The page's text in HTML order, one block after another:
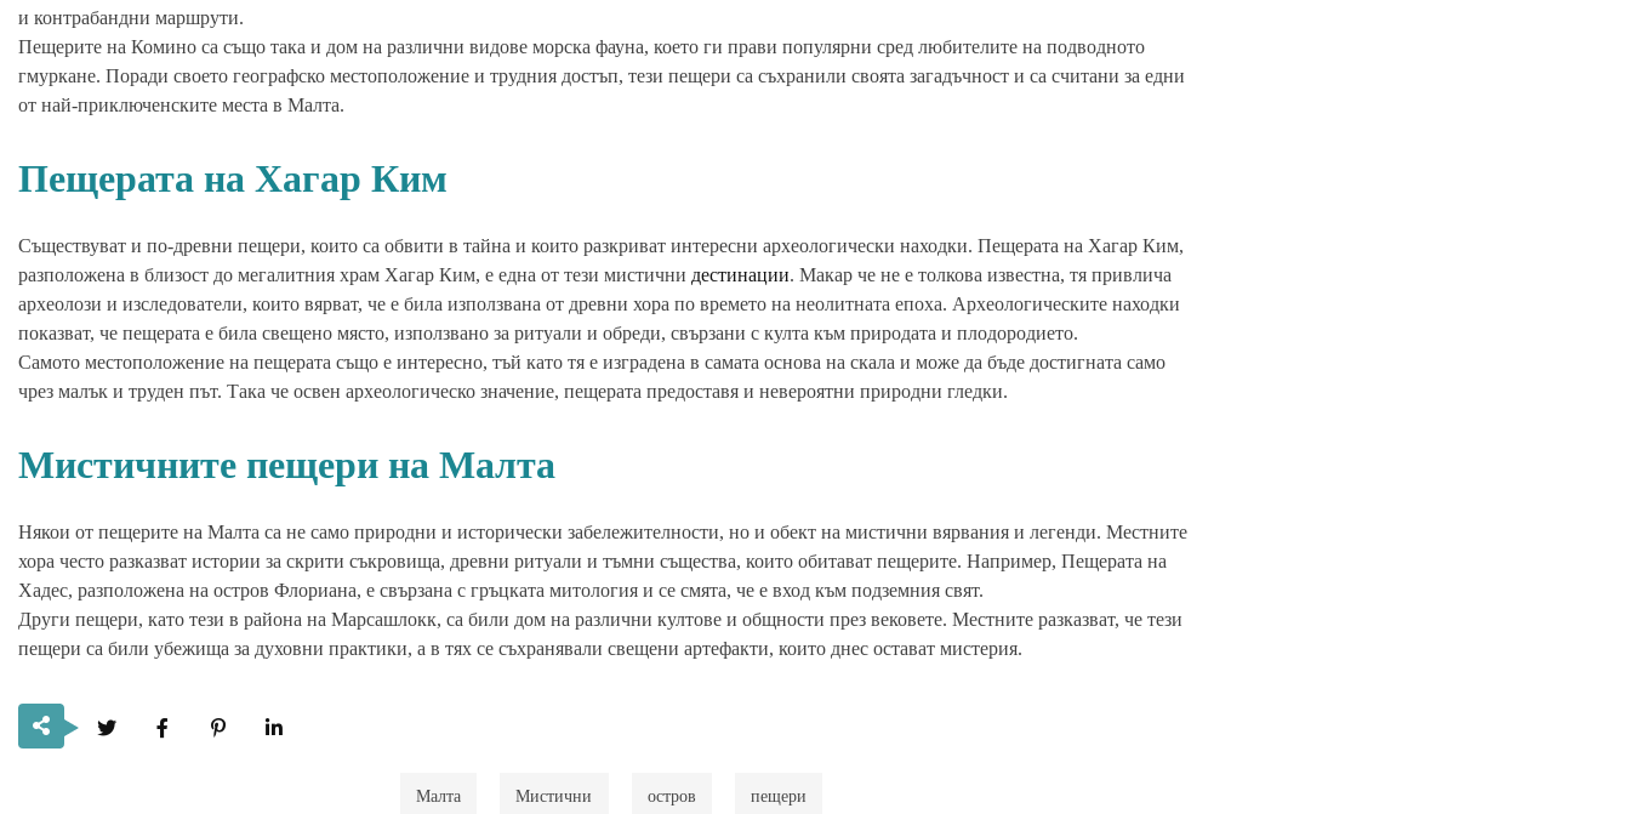
и контрабандни маршрути.
Пещерите на Комино са също така и дом на различни видове морска фауна, което ги прави популярни сред любителите на подводното
гмуркане. Поради своето географско местоположение и трудния достъп, тези пещери са съхранили своята загадъчност и са считани за едни
от най-приключенските места в Малта.
Пещерата на Хагар Ким
Съществуват и по-древни пещери, които са обвити в тайна и които разкриват интересни археологически находки. Пещерата на Хагар Ким,
разположена в близост до мегалитния храм Хагар Ким, е една от тези мистични дестинации. Макар че не е толкова известна, тя привлича
археолози и изследователи, които вярват, че е била използвана от древни хора по времето на неолитната епоха. Археологическите находки
показват, че пещерата е била свещено място, използвано за ритуали и обреди, свързани с култа към природата и плодородието.
Самото местоположение на пещерата също е интересно, тъй като тя е изградена в самата основа на скала и може да бъде достигната само
чрез малък и труден път. Така че освен археологическо значение, пещерата предоставя и невероятни природни гледки.
Мистичните пещери на Малта
Някои от пещерите на Малта са не само природни и исторически забележителности, но и обект на мистични вярвания и легенди. Местните
хора често разказват истории за скрити съкровища, древни ритуали и тъмни същества, които обитават пещерите. Например, Пещерата на
Хадес, разположена на остров Флориана, е свързана с гръцката митология и се смята, че е вход към подземния свят.
Други пещери, като тези в района на Марсашлокк, са били дом на различни култове и общности през вековете. Местните разказват, че тези
пещери са били убежища за духовни практики, а в тях се съхранявали свещени артефакти, които днес остават мистерия.
Малта Мистични остров пещери